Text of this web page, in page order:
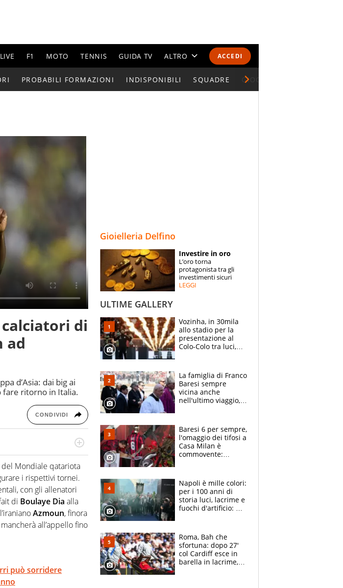
ACCEDI
F1 MOTO TENNIS GUIDA TV ALTRO
CALENDARI E CLASSIFICHE
ESPERTI
CONTATTI
PROBABILI FORMAZIONI INDISPONIBILI SQUADRE GIOCATORI SERIE A
di
ad
d’Asia: dai big ai
fare ritorno in Italia.
CONDIVIDI
si occupa di calcio con
Serie C
del Mondiale qatariota
i rispettivi tornei.
con gli allenatori
di Boulaye Dia alla
Azmoun, finora
all’appello fino
può sorridere
Gioielleria Delfino
Investire in oro
L’oro torna
protagonista tra gli
investimenti sicuri
LEGGI
ULTIME GALLERY
Vozinha, in 30mila
allo stadio per la
presentazione al
Colo-Colo tra luci,
La famiglia di Franco
Baresi sempre
vicina anche
nell'ultimo viaggio,
circondati
dall'affetto dei tifosi
Baresi 6 per sempre,
l'omaggio dei tifosi a
Casa Milan è
commovente:
bigliettini
Napoli è mille colori:
per i 100 anni di
storia luci, lacrime e
fuochi d'artificio: De
Roma, Bah che
sfortuna: dopo 27'
col Cardiff esce in
barella in lacrime,